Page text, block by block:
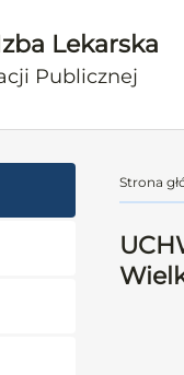
Lekarska
Publicznej
Strona